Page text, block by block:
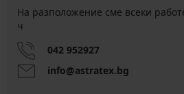
На разположение сме всеки
ч
042 952927
info@astratex.bg